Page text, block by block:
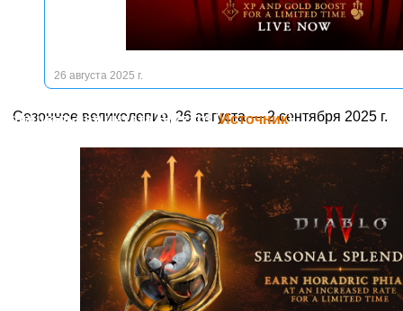
26 августа 2025 г.
Сезонное великолепие, 26 августа — 2 сентября 2025 г.
Официальная цитата Blizzard (Источник)